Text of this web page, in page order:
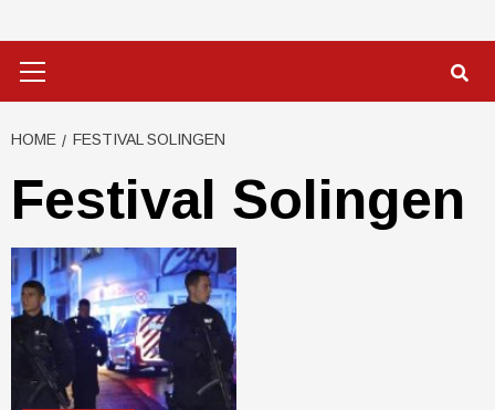
HOME FESTIVAL SOLINGEN
Festival Solingen